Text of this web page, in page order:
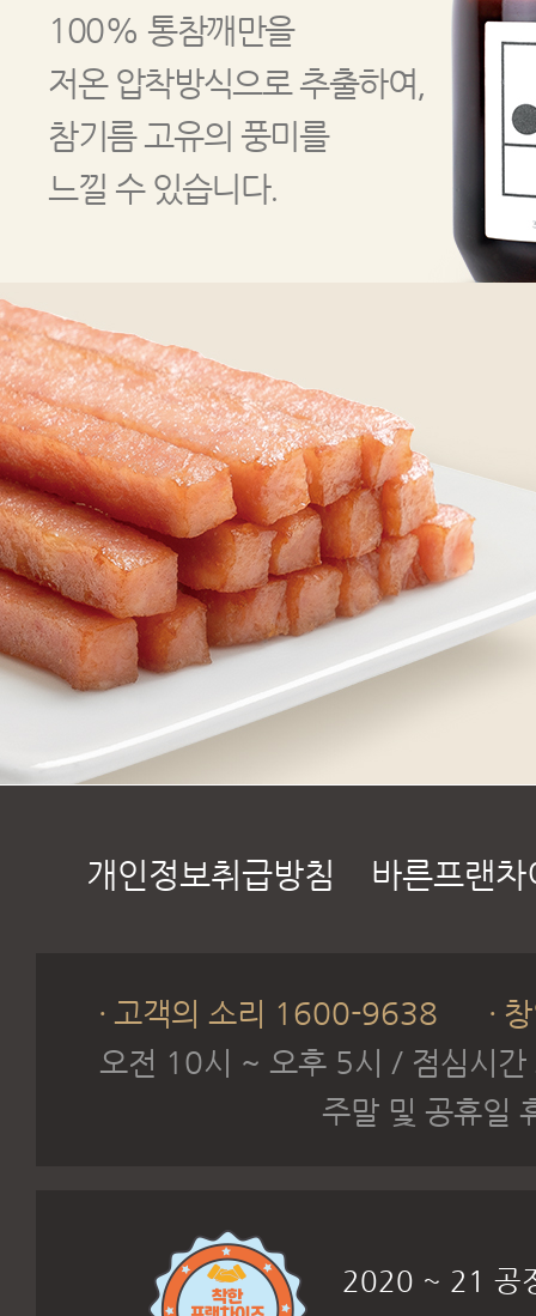
100% 통참깨만을
저온 압착방식으로 추출하여,
참기름 고유의 풍미를
느낄 수 있습니다.
개인정보취급방침 바른프랜차
고객의 소리 1600-9638
오전 10시 ~ 오후 5시 / 점심시
주말 및 공휴일
2020 ~ 21 공